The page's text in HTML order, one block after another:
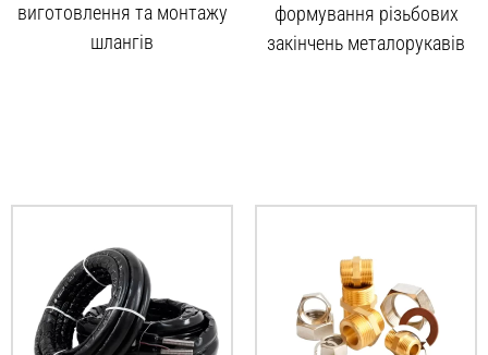
виготовлення та монтажу
шлангів
формування різьбових
закінчень металорукавів